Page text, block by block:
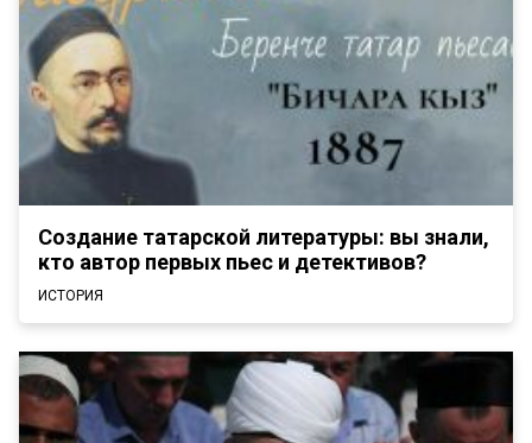
Создание татарской литературы: вы знали,
кто автор первых пьес и детективов?
ИСТОРИЯ